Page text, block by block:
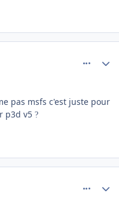
pas msfs c'est juste pour
p3d v5 ?